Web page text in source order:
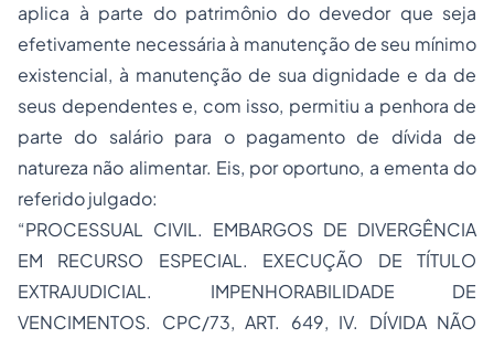
aplica à parte do patrimônio do devedor que seja
efetivamente necessária à manutenção de seu mínimo
existencial, à manutenção de sua dignidade e da de
seus dependentes e, com isso, permitiu a penhora de
parte do salário para o pagamento de dívida de
natureza não alimentar. Eis, por oportuno, a ementa do
referido julgado:
“PROCESSUAL CIVIL. EMBARGOS DE DIVERGÊNCIA
EM RECURSO ESPECIAL. EXECUÇÃO DE TÍTULO
EXTRAJUDICIAL. IMPENHORABILIDADE DE
VENCIMENTOS. CPC/73, ART. 649, IV. DÍVIDA NÃO